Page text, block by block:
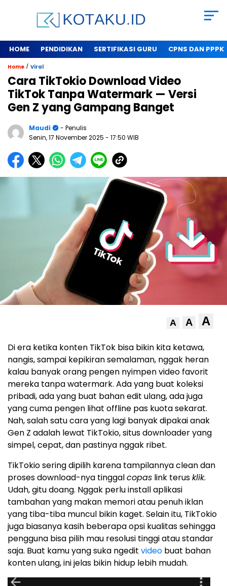
HOME PENDIDIKAN SERTIFIKASI GURU CPNS DAN PPPK
Home / Viral
Cara TikTokio Download Video
TikTok Tanpa Watermark — Versi
Gen Z yang Gampang Banget
Maudi
- Penulis
Senin, 17 November 2025 - 17:50 WIB
A A A
Di era ketika konten TikTok bisa bikin kita ketawa,
nangis, sampai kepikiran semalaman, nggak heran
kalau banyak orang pengen nyimpen video favorit
mereka tanpa watermark. Ada yang buat koleksi
pribadi, ada yang buat bahan edit ulang, ada juga
yang cuma pengen lihat offline pas kuota sekarat.
Nah, salah satu cara yang lagi banyak dipakai anak
Gen Z adalah lewat TikTokio, situs downloader yang
simpel, cepat, dan pastinya nggak ribet.
TikTokio sering dipilih karena tampilannya clean dan
proses download-nya tinggalcopas link terusklik.
Udah, gitu doang. Nggak perlu install aplikasi
tambahan yang makan memori atau penuh iklan
yang tiba-tiba muncul bikin kaget. Selain itu, TikTokio
juga biasanya kasih beberapa opsi kualitas sehingga
pengguna bisa pilih mau resolusi tinggi atau standar
saja. Buat kamu yang suka ngedit video buat bahan
konten ulang, ini jelas bikin hidup lebih mudah.